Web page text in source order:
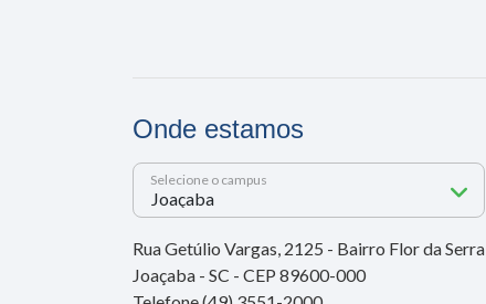
Onde estamos
Selecione o campus
Rua Getúlio Vargas, 2125 - Bairro Flor da Serra
Joaçaba - SC - CEP 89600-000